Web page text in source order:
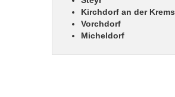
Kirchdorf an der Krems
Vorchdorf
Micheldorf